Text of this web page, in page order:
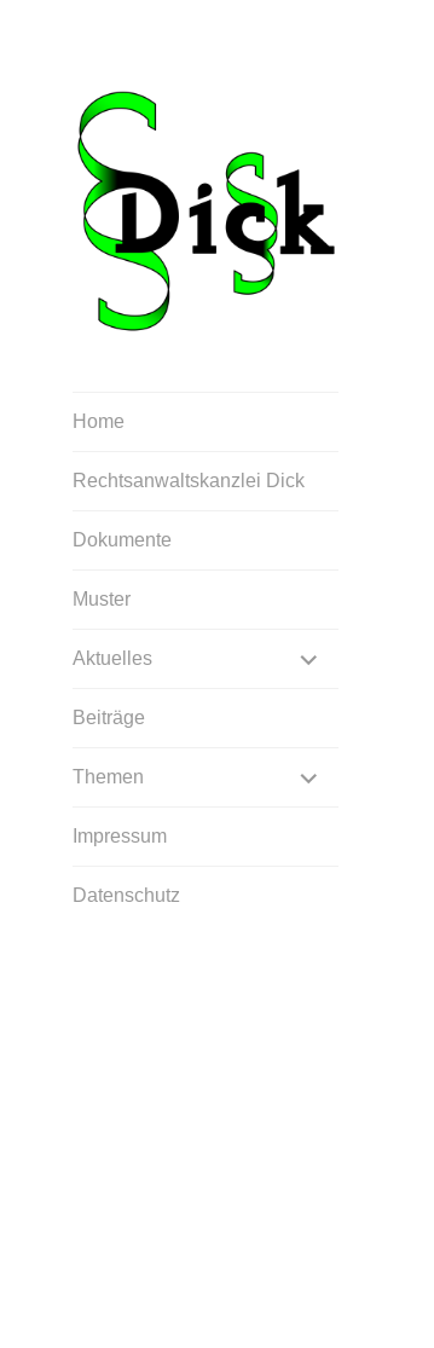
reden Sie mit Ihrem Anwalt
Home
Rechtsanwaltskanzlei Dick
Dokumente
Muster
Aktuelles
Beiträge
Themen
Impressum
Datenschutz